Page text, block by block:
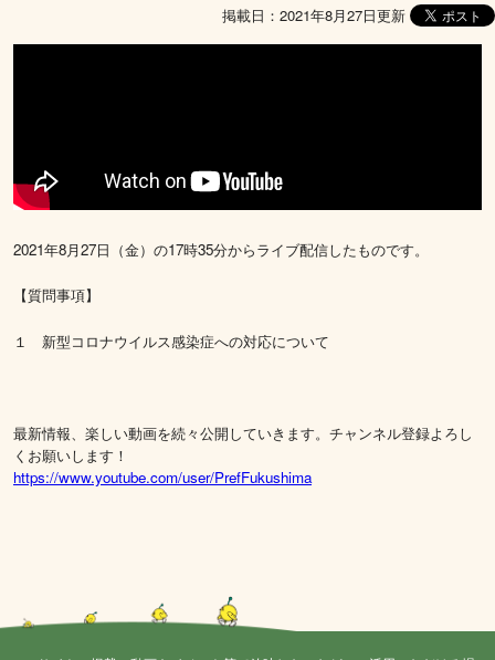
掲載日：2021年8月27日更新
2021年8月27日（金）の17時35分からライブ配信したものです。
【質問事項】
１ 新型コロナウイルス感染症への対応について
最新情報、楽しい動画を続々公開していきます。チャンネル登録よろし
くお願いします！
https://www.youtube.com/user/PrefFukushima